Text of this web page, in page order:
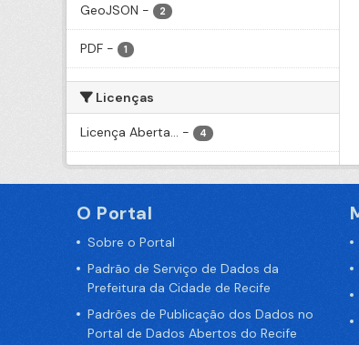
GeoJSON - 2
PDF - 1
Licenças
Licença Aberta... - 4
O Portal
Sobre o Portal
Padrão de Serviço de Dados da
Prefeitura da Cidade de Recife
Padrões de Publicação dos Dados no
Portal de Dados Abertos do Recife